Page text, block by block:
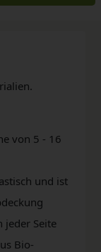
von 5 - 16
und ist
jeder Seite
Bio-